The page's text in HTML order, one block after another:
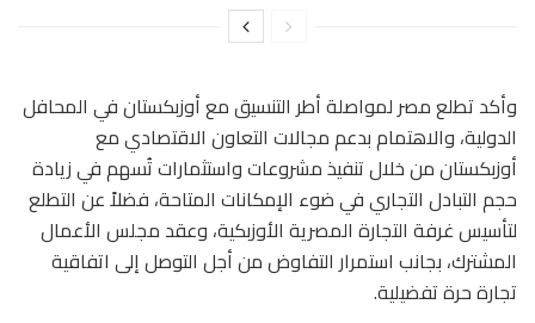
وأكد تطلع مصر لمواصلة أطر التنسيق مع أوزبكستان في المحافل
الدولية، والاهتمام بدعم مجالات التعاون الاقتصادي مع
أوزبكستان من خلال تنفيذ مشروعات واستثمارات تُسهم في زيادة
حجم التبادل التجاري في ضوء الإمكانات المتاحة، فضلاً عن التطلع
لتأسيس غرفة التجارة المصرية الأوزبكية، وعقد مجلس الأعمال
المشترك، بجانب استمرار التفاوض من أجل التوصل إلى اتفاقية
تجارة حرة تفضيلية.